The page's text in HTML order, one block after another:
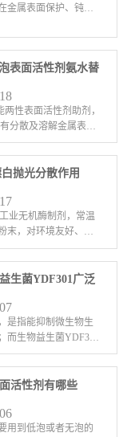
金属表面保护、钝
生产方面发挥积极作
95%以上，有效隔离
情>
表面活性剂氨水替
两性表面活性剂助剂，
分散及溶解金属表面
氨水、三乙醇胺或其
的替代品，有稳定产
胺酯TPP有络合、清
抛光分散作用
业无机酶制剂，常温
末，对环境友好、无
它是一种对黑色金
好的络合增亮，对金
极强的溶解剥离作
查看详情>
生菌YDF301广泛
是指能抑制微生物生
而生物益生菌YDF301
部门研发的前沿生物
用于于金属清洗剂、
面活性剂、水性切切
活性剂有哪些
用到低泡或者无泡的